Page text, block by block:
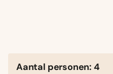
Aantal personen: 4